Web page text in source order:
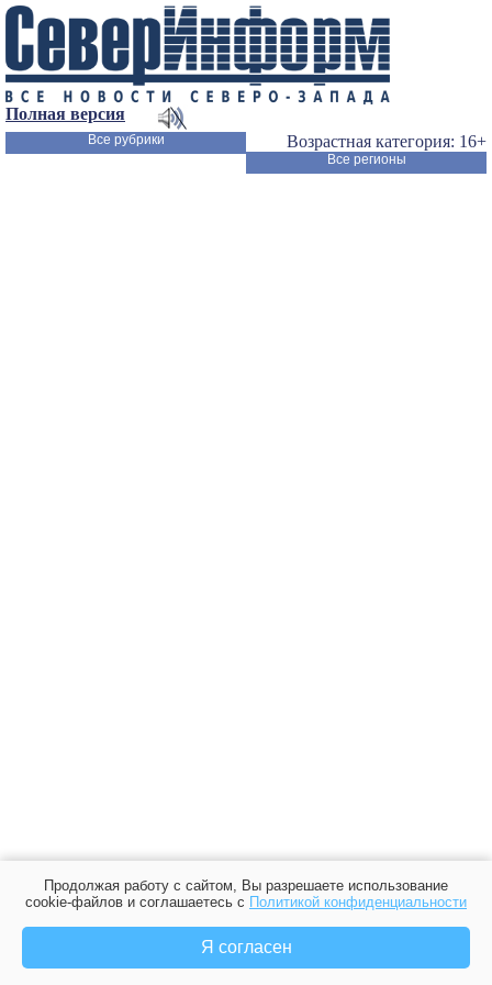
Полная версия
Возрастная категория: 16+
Все рубрики
Все регионы
Продолжая работу с сайтом, Вы разрешаете использование
cookie-файлов и соглашаетесь с Политикой конфиденциальности
Я согласен